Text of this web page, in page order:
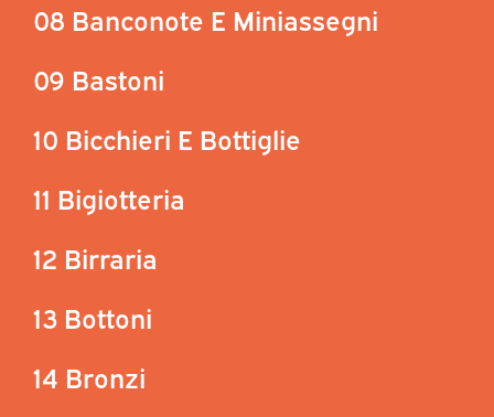
08 Banconote E Miniassegni
09 Bastoni
10 Bicchieri E Bottiglie
11 Bigiotteria
12 Birraria
13 Bottoni
14 Bronzi